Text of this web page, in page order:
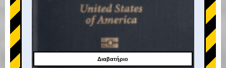
Διαβατήριο